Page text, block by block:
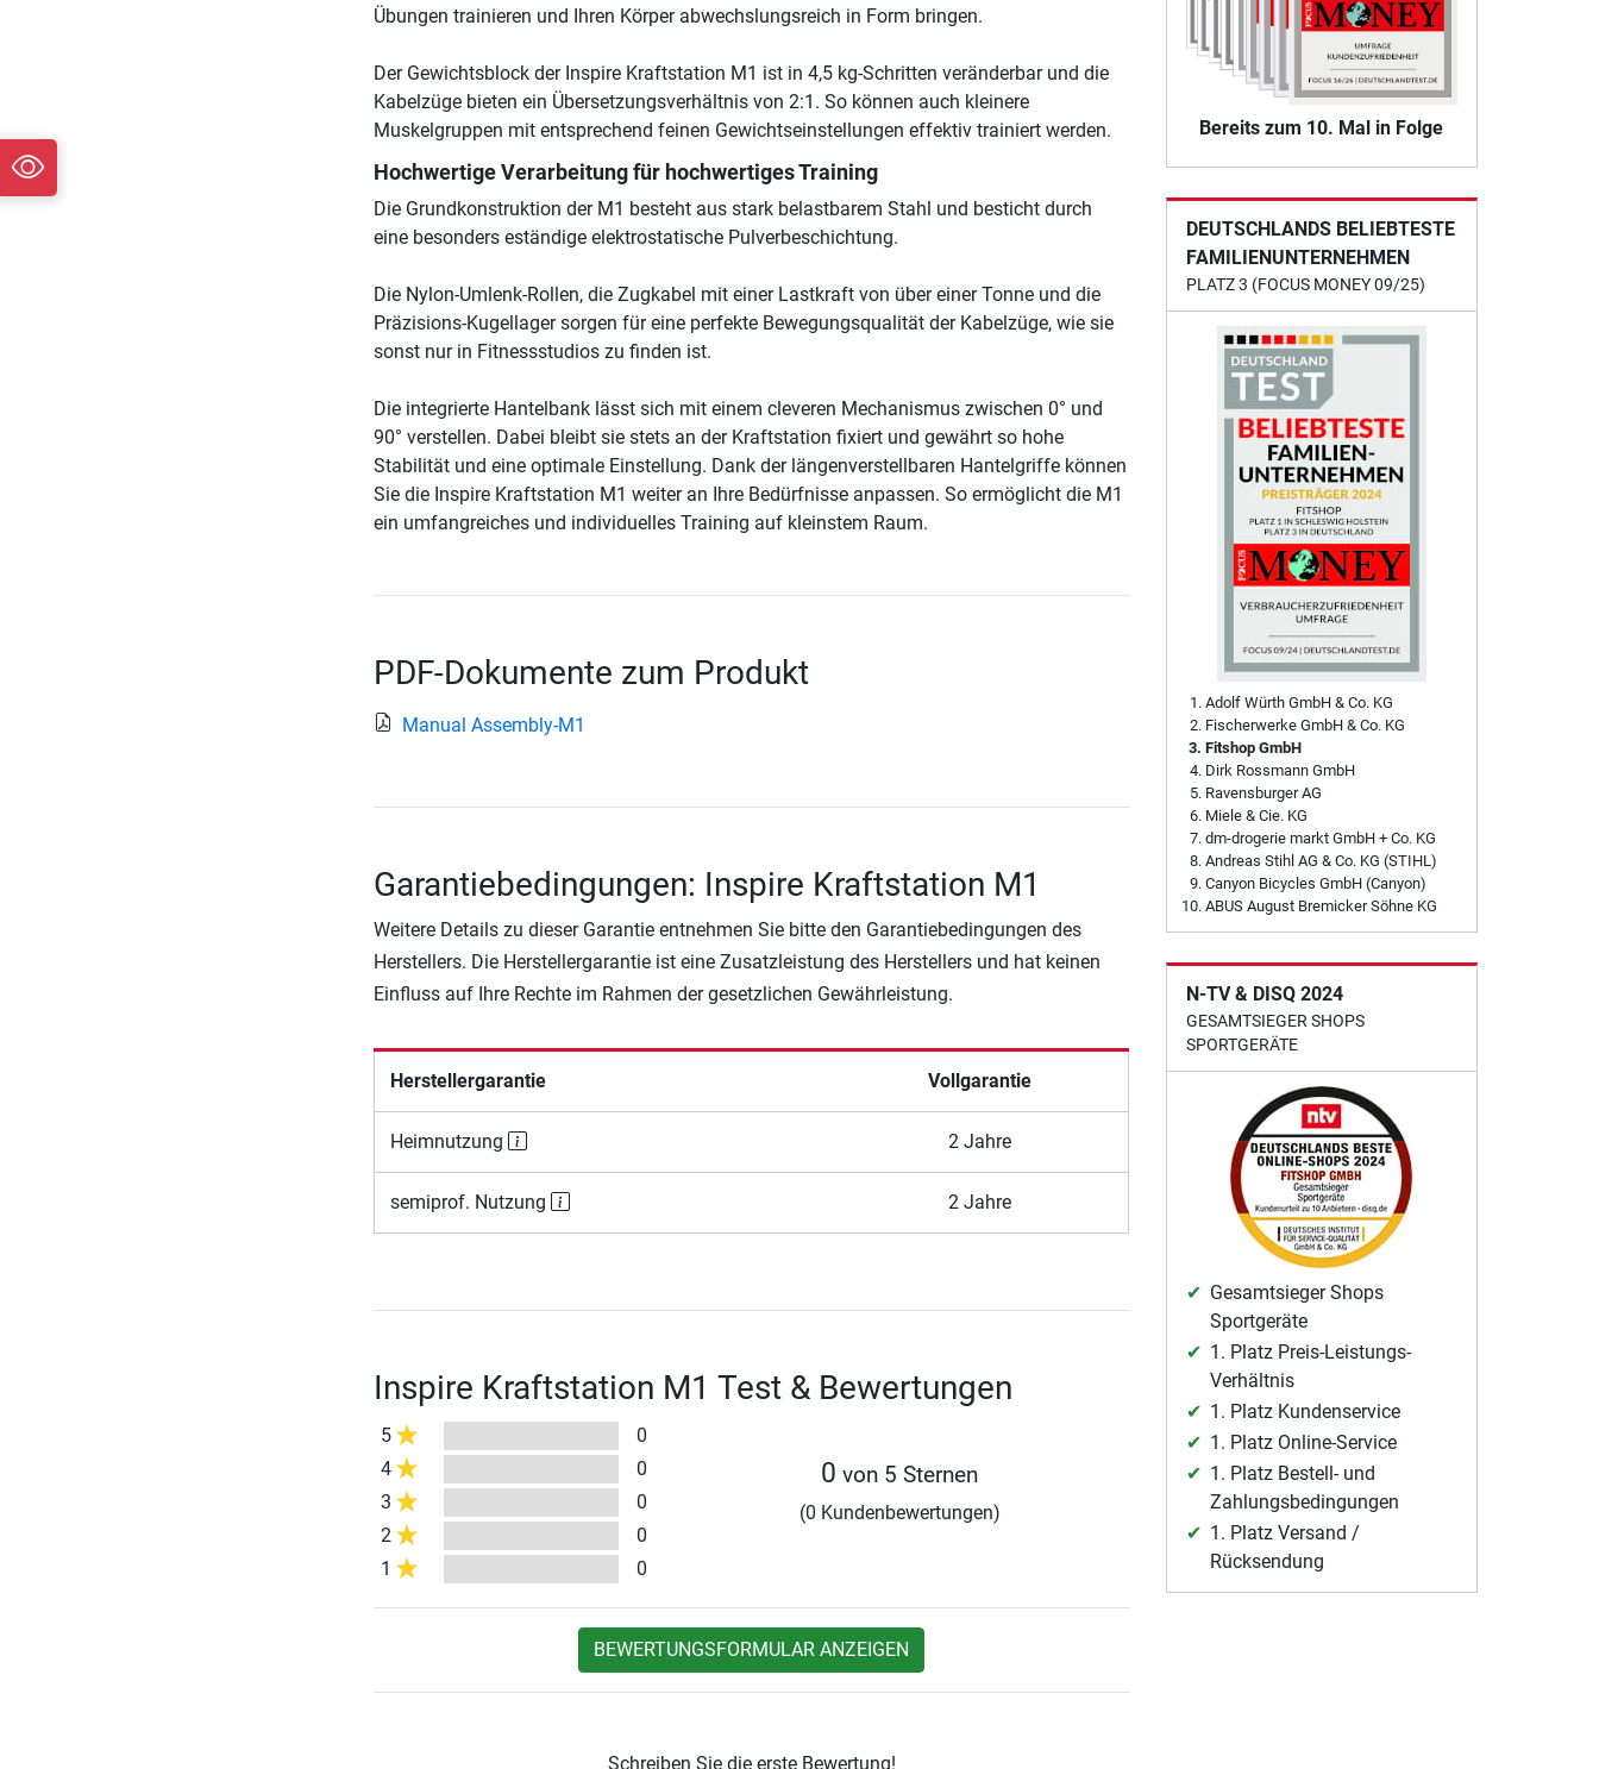
Übungen trainieren und Ihren Körper abwechslungsreich in Form bringen.
Der Gewichtsblock der Inspire Kraftstation M1 ist in 4,5 kg-Schritten veränderbar und die
Kabelzüge bieten ein Übersetzungsverhältnis von 2:1. So können auch kleinere
Muskelgruppen mit entsprechend feinen Gewichtseinstellungen effektiv trainiert werden.
Hochwertige Verarbeitung für hochwertiges Training
Die Grundkonstruktion der M1 besteht aus stark belastbarem Stahl und besticht durch
eine besonders eständige elektrostatische Pulverbeschichtung.
Die Nylon-Umlenk-Rollen, die Zugkabel mit einer Lastkraft von über einer Tonne und die
Präzisions-Kugellager sorgen für eine perfekte Bewegungsqualität der Kabelzüge, wie sie
sonst nur in Fitnessstudios zu finden ist.
Die integrierte Hantelbank lässt sich mit einem cleveren Mechanismus zwischen 0° und
90° verstellen. Dabei bleibt sie stets an der Kraftstation fixiert und gewährt so hohe
Stabilität und eine optimale Einstellung. Dank der längenverstellbaren Hantelgriffe können
Sie die Inspire Kraftstation M1 weiter an Ihre Bedürfnisse anpassen. So ermöglicht die M1
ein umfangreiches und individuelles Training auf kleinstem Raum.
PDF-Dokumente zum Produkt
Manual Assembly-M1
Garantiebedingungen: Inspire Kraftstation M1
Weitere Details zu dieser Garantie entnehmen Sie bitte den Garantiebedingungen des
Herstellers. Die Herstellergarantie ist eine Zusatzleistung des Herstellers und hat keinen
Einfluss auf Ihre Rechte im Rahmen der gesetzlichen Gewährleistung.
Herstellergarantie Vollgarantie
Heimnutzung 2 Jahre
semiprof. Nutzung 2 Jahre
Inspire Kraftstation M1 Test & Bewertungen
5
0
4
0
3
0
2
0
1
0
0 von 5 Sternen
(0 Kundenbewertungen)
BEWERTUNGSFORMULAR ANZEIGEN
Schreiben Sie die erste Bewertung!
Bereits zum 10. Mal in Folge
DEUTSCHLANDS BELIEBTESTE
FAMILIENUNTERNEHMEN
PLATZ 3 (FOCUS MONEY 09/25)
Adolf Würth GmbH & Co. KG
Fischerwerke GmbH & Co. KG
Fitshop GmbH
Dirk Rossmann GmbH
Ravensburger AG
Miele & Cie. KG
dm-drogerie markt GmbH + Co. KG
Andreas Stihl AG & Co. KG (STIHL)
Canyon Bicycles GmbH (Canyon)
ABUS August Bremicker Söhne KG
N-TV & DISQ 2024
GESAMTSIEGER SHOPS
SPORTGERÄTE
Gesamtsieger Shops
Sportgeräte
1. Platz Preis-Leistungs-
Verhältnis
1. Platz Kundenservice
1. Platz Online-Service
1. Platz Bestell- und
Zahlungsbedingungen
1. Platz Versand /
Rücksendung